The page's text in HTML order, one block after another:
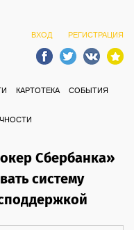
ВХОД РЕГИСТРАЦИЯ
КАРТОТЕКА СОБЫТИЯ
Сбербанка»
систему